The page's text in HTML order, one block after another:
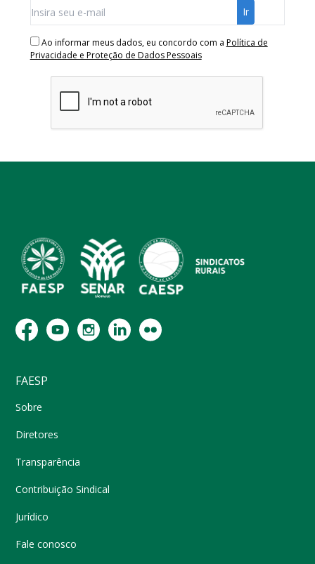
Ao informar meus dados, eu concordo com a Política de
Privacidade e Proteção de Dados Pessoais
FAESP
Sobre
Diretores
Transparência
Contribuição Sindical
Jurídico
Fale conosco